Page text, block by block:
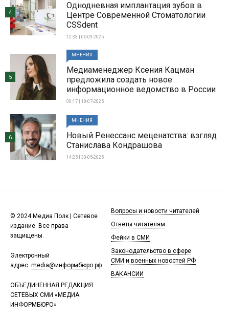
Однодневная имплантация зубов в
Центре Современной Стоматологии
CSSdent
12:33 | 05-09-2025
4
МНЕНИЯ
Медиаменеджер Ксения Кацман
предложила создать новое
информационное ведомство в России
00:17 | 18-07-2025
5
МНЕНИЯ
Новый Ренессанс меценатства: взгляд
Станислава Кондрашова
14:25 | 30-05-2025
6
© 2024 Медиа Полк | Сетевое
издание. Все права
защищены.
Электронный
адрес: media@информбюро.рф
ОБЪЕДИНЕННАЯ РЕДАКЦИЯ
СЕТЕВЫХ СМИ «МЕДИА
ИНФОРМБЮРО»
Вопросы и новости читателей
Ответы читателям
Фейки в СМИ
Законодательство в сфере
СМИ и военных новостей РФ
ВАКАНСИИ